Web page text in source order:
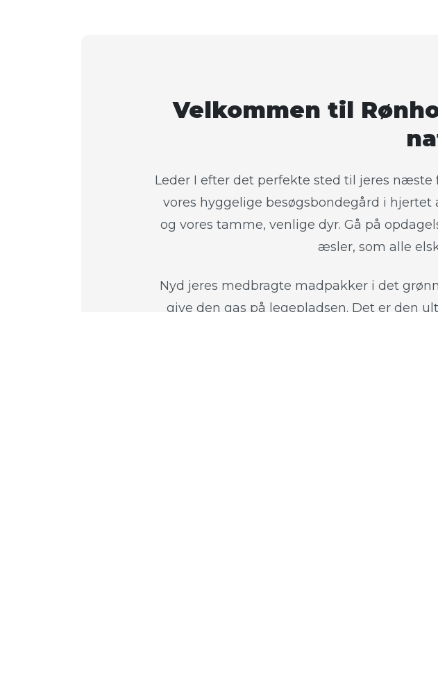
Velkommen til
Leder I efter det perfekte sted til jeres
vores hyggelige besøgsbondegård i
og vores tamme, venlige dyr. Gå på
æsler, som alle
Nyd jeres medbragte madpakker i det
give den gas på legepladsen. Det er den